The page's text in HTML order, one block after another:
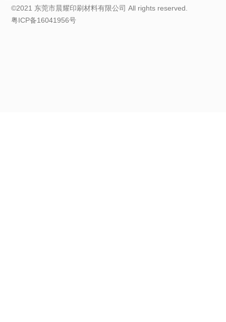
©2021 东莞市晨耀印刷材料有限公司 All rights reserved.
粤ICP备16041956号